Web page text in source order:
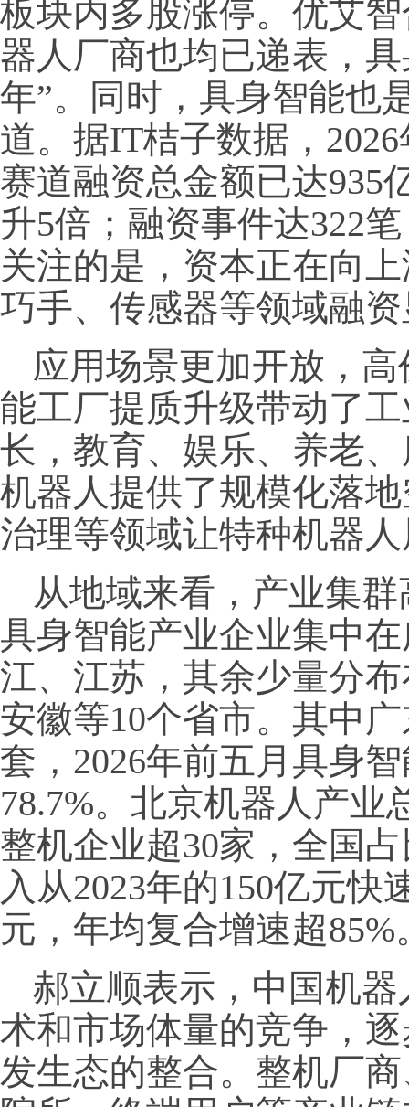
板块内多股涨停。优艾
器人厂商也均已递表，
年”。同时，具身智能也
道。据IT桔子数据，
赛道融资总金额已达935
升5倍；融资事件达322
关注的是，资本正在向
巧手、传感器等领域融
应用场景更加开放，
能工厂提质升级带动了
长，教育、娱乐、养老
机器人提供了规模化落
治理等领域让特种机器
从地域来看，产业集
具身智能产业企业集中
江、江苏，其余少量分
安徽等10个省市。其中
套，2026年前五月具身
78.7%。北京机器人产业
整机企业超30家，全国
入从2023年的150亿元快
元，年均复合增速超85%
郝立顺表示，中国机
术和市场体量的竞争，
发生态的整合。整机厂